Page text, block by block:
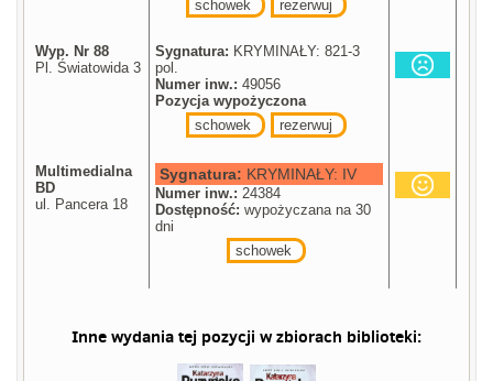
schowek
rezerwuj
Wyp. Nr 88
Pl. Światowida 3
Sygnatura: KRYMINAŁY: 821-3
pol.
Numer inw.: 49056
Pozycja wypożyczona
schowek
rezerwuj
Multimedialna
BD
ul. Pancera 18
Sygnatura: KRYMINAŁY: IV
Numer inw.: 24384
Dostępność: wypożyczana na 30
dni
schowek
Inne wydania tej pozycji w zbiorach biblioteki: